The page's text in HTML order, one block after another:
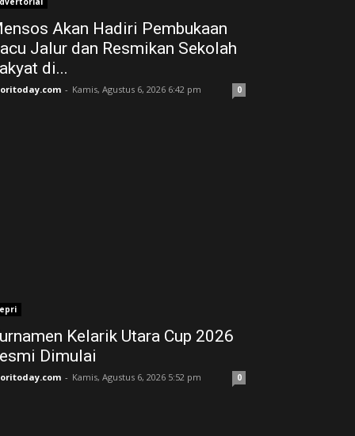
Akan Hadiri Pembukaan
Jalur dan Resmikan Sekolah
di...
- Kamis, Agustus 6, 2026 6:42 pm 0
Kelarik Utara Cup 2026
Dimulai
- Kamis, Agustus 6, 2026 5:52 pm 0